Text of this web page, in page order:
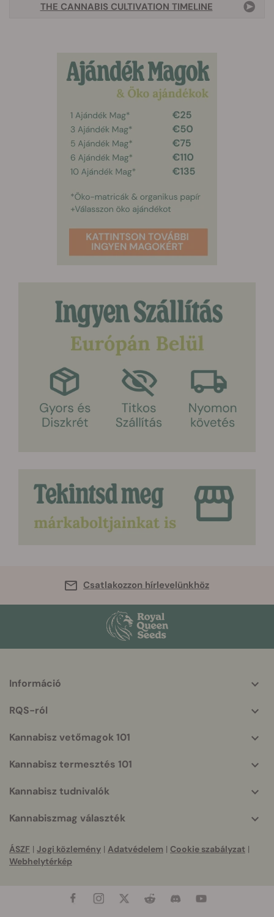
THE CANNABIS CULTIVATION TIMELINE
Csatlakozzon hírlevelünkhöz
info
Információ
RQS-ról
Kannabisz vetőmagok 101
Kannabisz termesztés 101
Kannabisz tudnivalók
Kannabiszmag választék
ÁSZF | Jogi közlemény | Adatvédelem | Cookie szabályzat |
Webhelytérkép